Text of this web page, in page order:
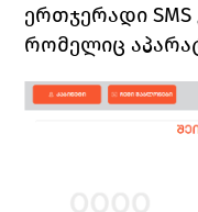
ერთჯერადი SMS
რომელიც